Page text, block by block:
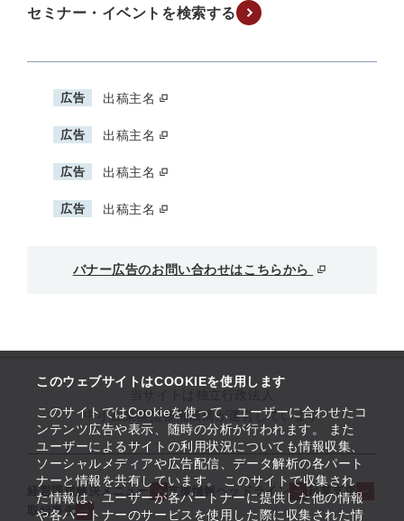
このウェブサイトはCOOKIEを使用します
このサイトではCookieを使って、ユーザーに合わせたコ
ンテンツ広告や表示、随時の分析が行われます。 また
ユーザーによるサイトの利用状況についても情報収集、
ソーシャルメディアや広告配信、データ解析の各パート
ナーと情報を共有しています。 このサイトで収集され
た情報は、ユーザーが各パートナーに提供した他の情報
や各パートナーのサービスを使用した際に収集された情
セミナー・イベントを検索する
広告 出稿主名
広告 出稿主名
広告 出稿主名
広告 出稿主名
バナー広告のお問い合わせはこちらから
中小企業基盤整備機構が運営しています
経営課題解決メニュー 支援情報ヘッドライン
起業支援
取組事例